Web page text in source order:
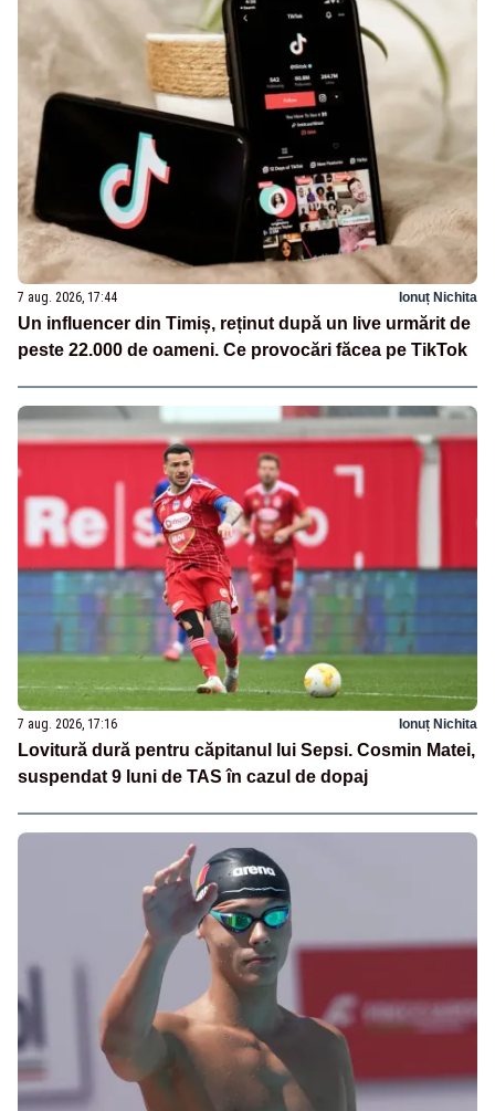
7 aug. 2026, 17:44 Ionuț Nichita
Un influencer din Timiș, reținut după un live urmărit de
peste 22.000 de oameni. Ce provocări făcea pe TikTok
7 aug. 2026, 17:16 Ionuț Nichita
Lovitură dură pentru căpitanul lui Sepsi. Cosmin Matei,
suspendat 9 luni de TAS în cazul de dopaj